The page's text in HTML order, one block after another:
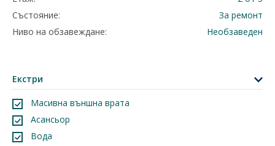
Състояние:
За ремонт
Ниво на обзавеждане:
Необзаведен
Екстри
Масивна външна врата
Асансьор
Вода